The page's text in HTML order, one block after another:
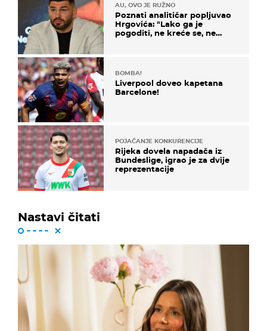
AU, OVO JE RUŽNO
Poznati analitičar popljuvao
Hrgovića: "Lako ga je
pogoditi, ne kreće se, ne
BOMBA!
Liverpool doveo kapetana
Barcelone!
POJAČANJE KONKURENCIJE
Rijeka dovela napadača iz
Bundeslige, igrao je za dvije
reprezentacije
Nastavi čitati